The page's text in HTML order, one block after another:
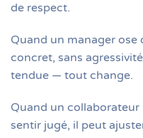
de respect.
Quand un manager
concret, sans
tendue — tout change.
Quand un
sentir jugé, il peut